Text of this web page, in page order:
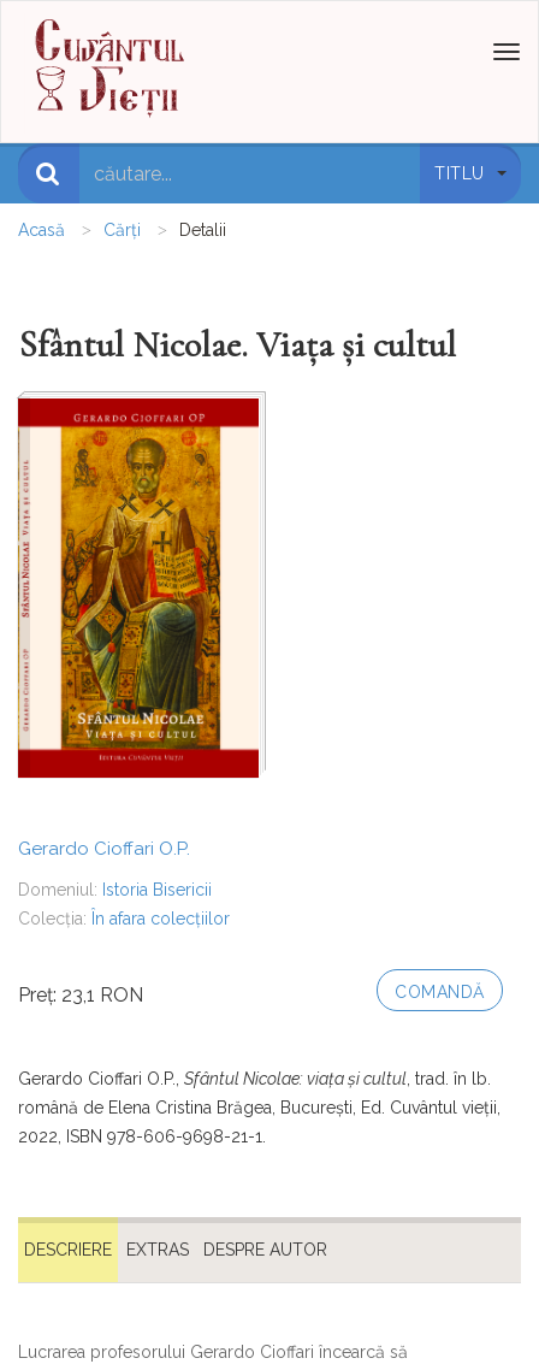
TITLU
Acasă Cărți Detalii
Sfântul Nicolae. Viața și cultul
Gerardo Cioffari O.P.
Domeniul: Istoria Bisericii
Colecția: În afara colecțiilor
Preț: 23,1 RON COMANDĂ
Gerardo Cioffari O.P., Sfântul Nicolae: viaţa şi cultul, trad. în lb.
română de Elena Cristina Brăgea, Bucureşti, Ed. Cuvântul vieţii,
2022, ISBN 978-606-9698-21-1.
DESCRIERE EXTRAS DESPRE AUTOR
Lucrarea profesorului Gerardo Cioffari încearcă să